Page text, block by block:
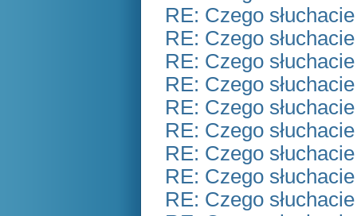
RE: Czego
RE: Czego
RE: Czego
RE: Czego
RE: Czego
RE: Czego
RE: Czego
RE: Czego
RE: Czego